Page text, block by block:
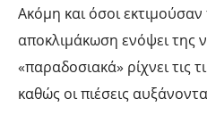
Ακόμη και όσοι
αποκλιμάκωση ενόψει της
«παραδοσιακά» ρίχνει τις
καθώς οι πιέσεις